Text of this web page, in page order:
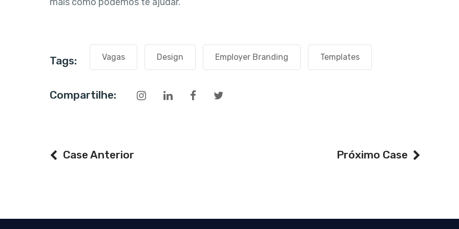
Tags: Vagas Design Employer Branding Templates
Compartilhe:
Case Anterior Próximo Case